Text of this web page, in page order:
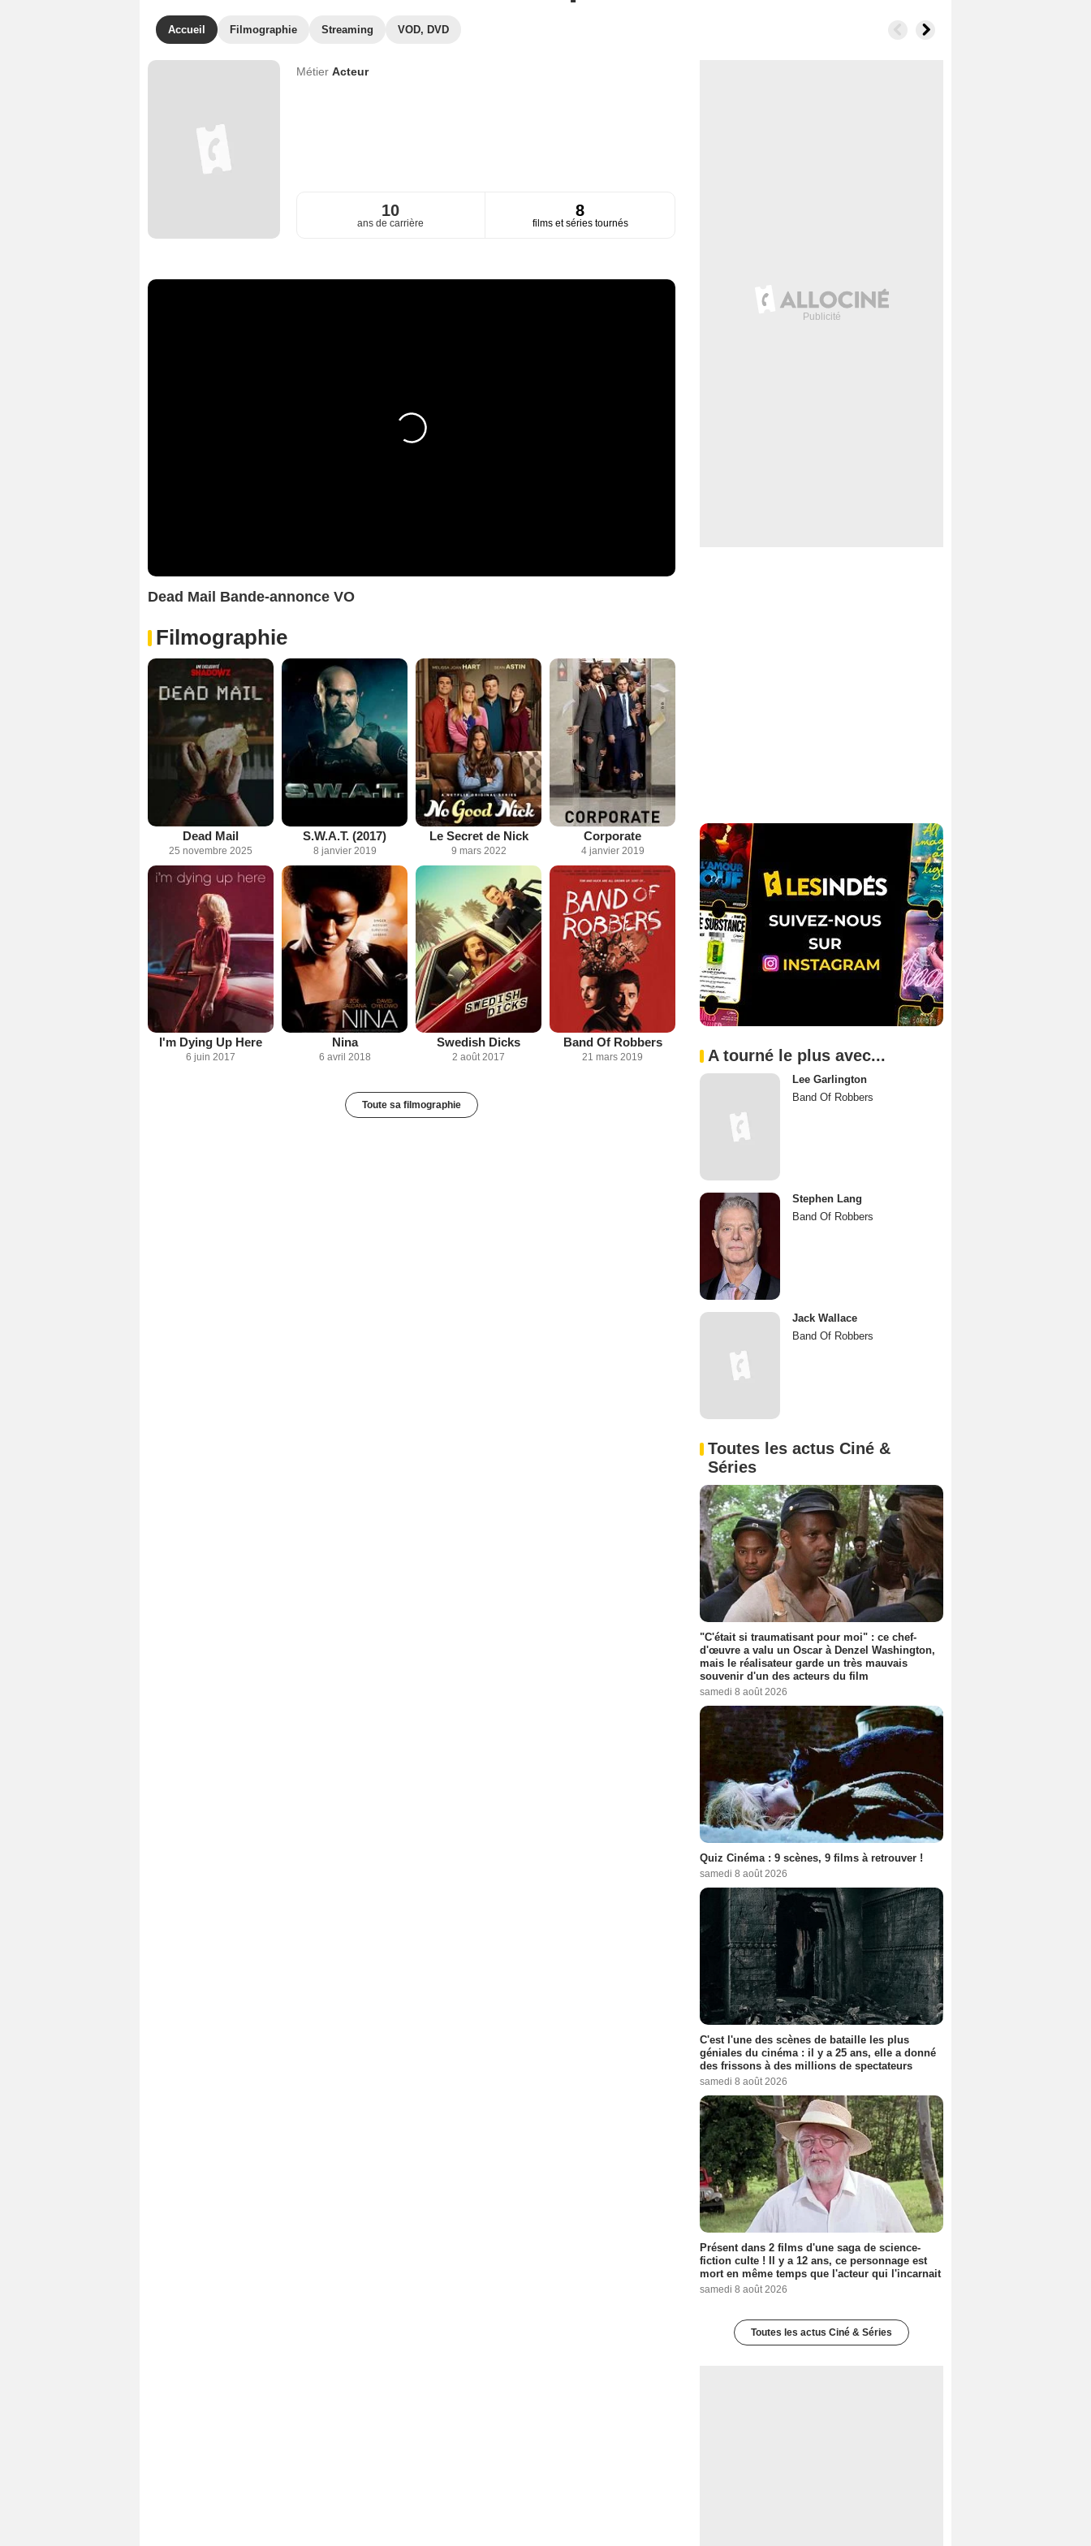
Accueil Filmographie Streaming VOD, DVD
Métier Acteur
10
ans de carrière
8
films et séries tournés
Dead Mail Bande-annonce VO
Filmographie
Dead Mail
25 novembre 2025
S.W.A.T. (2017)
8 janvier 2019
Le Secret de Nick
9 mars 2022
Corporate
4 janvier 2019
I'm Dying Up Here
6 juin 2017
Nina
6 avril 2018
Swedish Dicks
2 août 2017
Band Of Robbers
21 mars 2019
Toute sa filmographie
A tourné le plus avec...
Lee Garlington
Band Of Robbers
Stephen Lang
Band Of Robbers
Jack Wallace
Band Of Robbers
Toutes les actus Ciné &
Séries
"C'était si traumatisant pour moi" : ce chef-
d'œuvre a valu un Oscar à Denzel Washington,
mais le réalisateur garde un très mauvais
souvenir d'un des acteurs du film
samedi 8 août 2026
Quiz Cinéma : 9 scènes, 9 films à retrouver !
samedi 8 août 2026
C'est l'une des scènes de bataille les plus
géniales du cinéma : il y a 25 ans, elle a donné
des frissons à des millions de spectateurs
samedi 8 août 2026
Présent dans 2 films d'une saga de science-
fiction culte ! Il y a 12 ans, ce personnage est
mort en même temps que l'acteur qui l'incarnait
samedi 8 août 2026
Toutes les actus Ciné & Séries